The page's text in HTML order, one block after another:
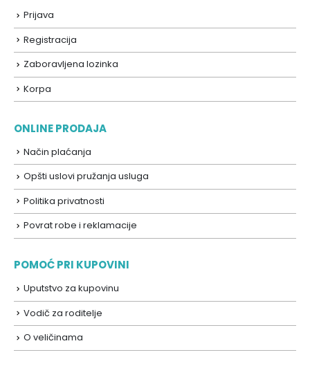
Prijava
Registracija
Zaboravljena lozinka
Korpa
ONLINE PRODAJA
Način plaćanja
Opšti uslovi pružanja usluga
Politika privatnosti
Povrat robe i reklamacije
POMOĆ PRI KUPOVINI
Uputstvo za kupovinu
Vodič za roditelje
O veličinama